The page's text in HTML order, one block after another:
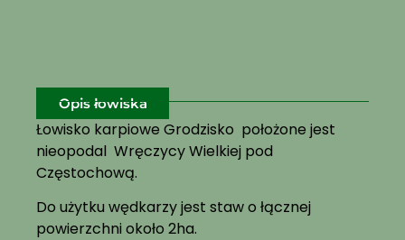
Opis łowiska
Łowisko karpiowe Grodzisko położone jest
nieopodal Wręczycy Wielkiej pod
Częstochową.
Do użytku wędkarzy jest staw o łącznej
powierzchni około 2ha.